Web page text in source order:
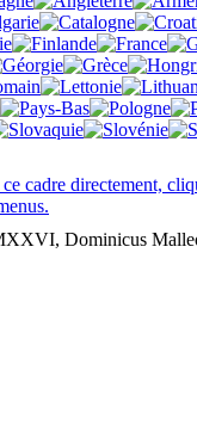
cadre directement,
Dominicus